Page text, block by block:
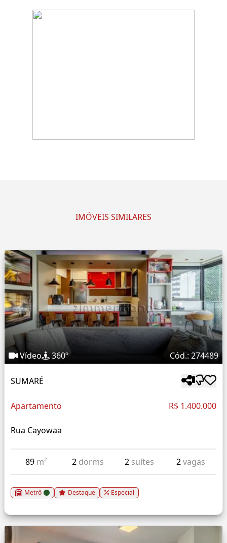
IMÓVEIS SIMILARES
Vídeo 360º Cód.: 274489
SUMARÉ
Apartamento R$ 1.400.000
Rua Cayowaa
89 m² 2 dorms 2 suítes 2vagas
Metrô Destaque Especial